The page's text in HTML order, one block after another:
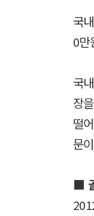
국
0만
국
장
떨
문
■